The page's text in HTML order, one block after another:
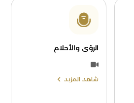
الرؤى والأحلام
شاهد المزيد